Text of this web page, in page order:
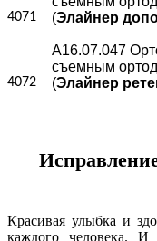
4071
(Элайнер
4072
А16.07.047
съемным
(Элайнер
Красивая улыбка и
каждого человека. И